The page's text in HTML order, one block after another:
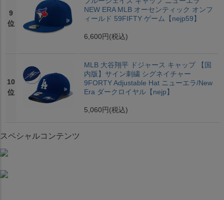
9
位
NEW ERA MLB オーセンティック オンフ
ィールド 59FIFTY ゲーム【nejp59】
6,600円 (税込)
10
位
MLB 大谷翔平 ドジャース キャップ 【国
内版】サイン刺繍 シグネイチャー
9FORTY Adjustable Hat ニューエラ/New
Era ダークロイヤル【nejp】
5,060円 (税込)
スペシャルコンテンツ